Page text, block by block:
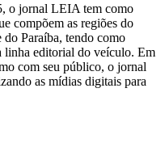
o jornal LEIA tem como
compõem as regiões do
Paraíba, tendo como
linha editorial do veículo. Em
com seu público, o jornal
as mídias digitais para